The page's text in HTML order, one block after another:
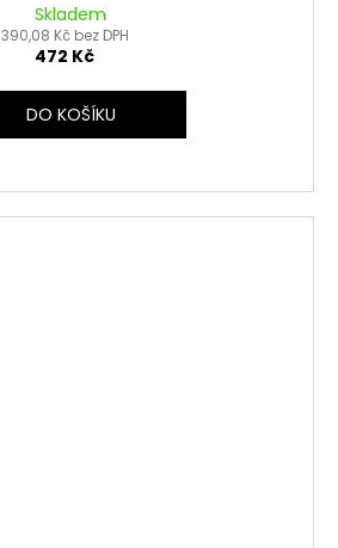
Skladem
390,08 Kč bez DPH
472 Kč
DO KOŠÍKU